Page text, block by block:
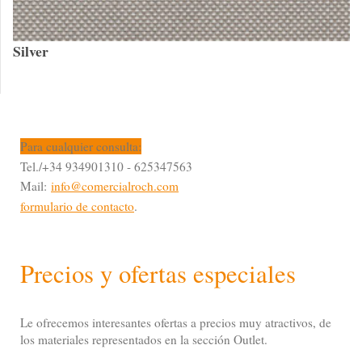
Silver
Para cualquier consulta:
Tel./+34 934901310 - 625347563
Mail: info@comercialroch.com
formulario de contacto.
Precios y ofertas especiales
Le ofrecemos interesantes ofertas a precios muy atractivos, de
los materiales representados en la sección Outlet.